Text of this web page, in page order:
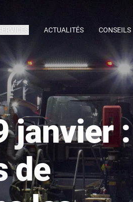
ACTUALITÉS CONSEILS
janvier :
de